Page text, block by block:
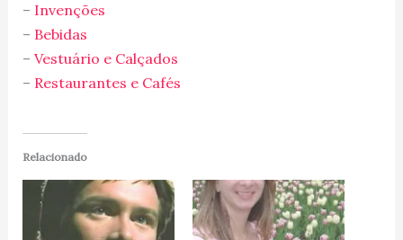
– Invenções
– Bebidas
– Vestuário e Calçados
– Restaurantes e Cafés
Relacionado